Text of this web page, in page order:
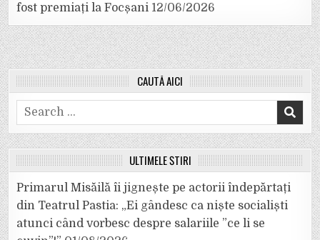
fost premiați la Focșani 12/06/2026
CAUTĂ AICI
Search
for:
ULTIMELE ȘTIRI
Primarul Misăilă îi jignește pe actorii îndepărtați
din Teatrul Pastia: „Ei gândesc ca niște socialiști
atunci când vorbesc despre salariile ”ce li se